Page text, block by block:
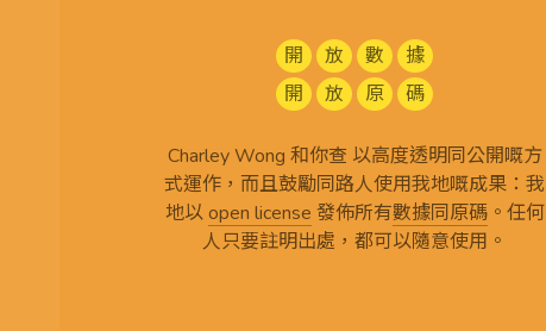
開 放 數
據
開
放 原 碼
Charley Wong 和你查 以高度透明同公開嘅方
式運作，而且鼓勵同路人使用我地嘅成果：我
地以open license 發佈所有數據同原碼。任何
人只要註明出處，都可以隨意使用。